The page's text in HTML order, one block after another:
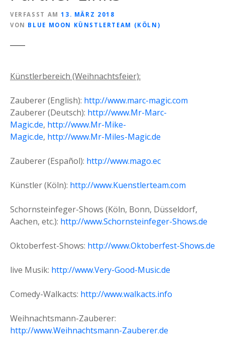
VERFASST AM 13. MÄRZ 2018
VON BLUE MOON KÜNSTLERTEAM (KÖLN)
Künstlerbereich (Weihnachtsfeier):
Zauberer (English): http://www.marc-magic.com
Zauberer (Deutsch): http://www.Mr-Marc-
Magic.de, http://www.Mr-Mike-
Magic.de, http://www.Mr-Miles-Magic.de
Zauberer (Español): http://www.mago.ec
Künstler (Köln): http://www.Kuenstlerteam.com
Schornsteinfeger-Shows (Köln, Bonn, Düsseldorf,
Aachen, etc.): http://www.Schornsteinfeger-Shows.de
Oktoberfest-Shows: http://www.Oktoberfest-Shows.de
live Musik: http://www.Very-Good-Music.de
Comedy-Walkacts: http://www.walkacts.info
Weihnachtsmann-Zauberer:
http://www.Weihnachtsmann-Zauberer.de